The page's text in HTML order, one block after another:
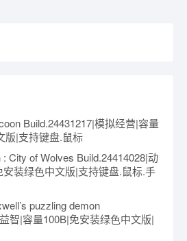
Build.24431217|模拟经营|容量
版|支持键盘.鼠标
City of Wolves Build.24414028|动
装绿色中文版|支持键盘.鼠标.手
puzzling demon
智|容量100B|免安装绿色中文版|